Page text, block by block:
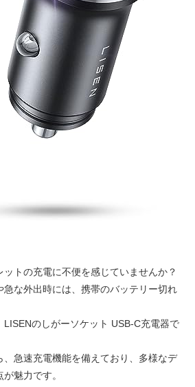
トの充電に不便を感じていませんか？
な外出時には、携帯のバッテリー切れ
LISENのしがーソケット USB-C充電器で
、急速充電機能を備えており、多様なデ
魅力です。